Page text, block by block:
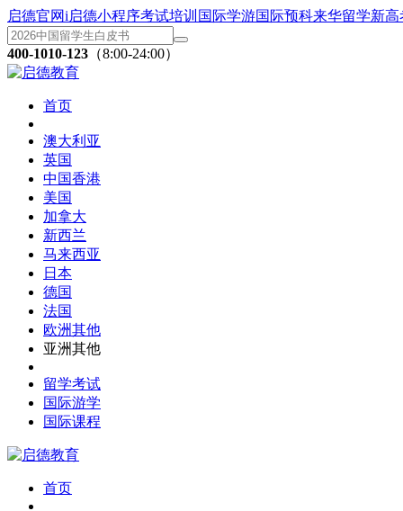
启德官网i启德小程序考试培训 国际学游国际预科来华留学新高
400-1010-123 （8:00-24:00）
首页
澳大利亚
英国
中国香港
美国
加拿大
新西兰
马来西亚
日本
德国
法国
欧洲其他
亚洲其他
留学考试
国际游学
国际课程
首页